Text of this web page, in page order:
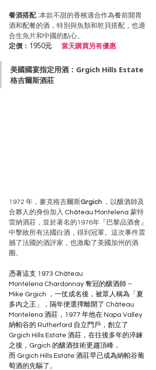
餐酒搭配 :本款不甜的香檳適合作為餐前開胃
酒和配餐的酒，特別與魚類和乾貝搭配，也適
合生魚片和中國的點心。
定價：1950元
當天購買另有優惠
美國國宴指定用酒：Grgich Hills Estate
格吉爾斯酒莊
1972 年，麥克格吉爾斯Grgich
，以釀酒師及
合夥人的身份加入 Château Montelena 蒙特
雷納酒莊，並於著名的1976年『巴黎品酒會』
中擊敗所有法國白酒，得到冠軍。這次事件震
撼了法國的酒評家，也激勵了美國加州的酒
圈。
憑著這支 1973 Château
Montelena Chardonnay 奪冠的釀酒師 –
Mike Grgich ，一仗成名後，被眾人稱為「夏
多內之王」，隔年便選擇離開了 Château
Montelena 酒莊，1977 年他在 Napa Valley
納帕谷的 Rutherford 自立門戶，創立了
Grgich Hills Estate 酒莊，在往後多年的淬鍊
之後，Grgich 的釀酒技術更趨頂峰，
而 Grgich Hills Estate 酒莊早已成為納帕谷葡
萄酒的先驅了。